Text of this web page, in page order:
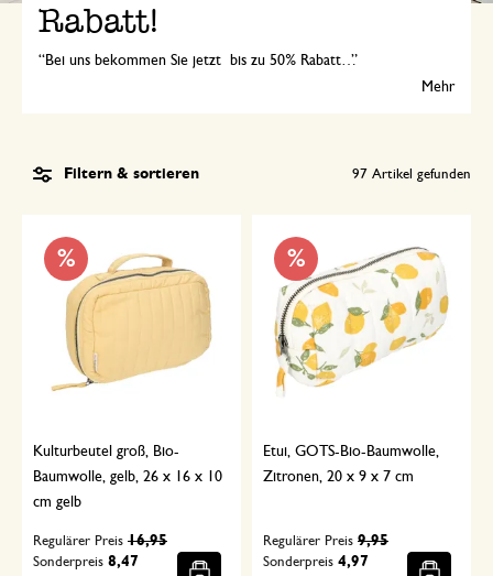
Rabatt!
Bei uns bekommen Sie jetzt bis zu 50% Rabatt auf viele schöne Artikel. Nur solange der Vorrat reicht, greifen Sie schnell zu!
Mehr
Filtern & sortieren 97 Artikel gefunden
%
Kulturbeutel groß, Bio-
Baumwolle, gelb, 26 x 16 x 10
cm gelb
Sonderpreis 8,47
Regulärer Preis 16,95
%
Etui, GOTS-Bio-Baumwolle,
Zitronen, 20 x 9 x 7 cm
Sonderpreis 4,97
Regulärer Preis 9,95